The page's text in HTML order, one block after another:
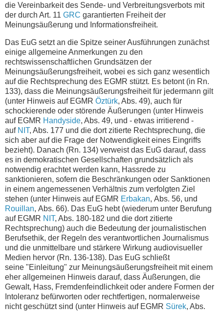
die Vereinbarkeit des Sende- und Verbreitungsverbots mit
der durch Art. 11 GRC garantierten Freiheit der
Meinungsäußerung und Informationsfreiheit.
Das EuG setzt an die Spitze seiner Ausführungen zunächst
einige allgemeine Anmerkungen zu den
rechtswissenschaftlichen Grundsätzen der
Meinungsäußerungsfreiheit, wobei es sich ganz wesentlich
auf die Rechtsprechung des EGMR stützt. Es betont (in Rn.
133), dass die Meinungsäußerungsfreiheit für jedermann gilt
(unter Hinweis auf EGMR Öztürk, Abs. 49), auch für
schockierende oder störende Äußerungen (unter Hinweis
auf EGMR Handyside, Abs. 49, und - etwas irritierend -
auf NIT, Abs. 177 und die dort zitierte Rechtsprechung, die
sich aber auf die Frage der Notwendigkeit eines Eingriffs
bezieht). Danach (Rn. 134) verweist das EuG darauf, dass
es in demokratischen Gesellschaften grundsätzlich als
notwendig erachtet werden kann, Hassrede zu
sanktionieren, sofern die Beschränkungen oder Sanktionen
in einem angemessenen Verhältnis zum verfolgten Ziel
stehen (unter Hinweis auf EGMR Erbakan, Abs. 56, und
Rouillan, Abs. 66). Das EuG hebt (wiederum unter Berufung
auf EGMR NIT, Abs. 180-182 und die dort zitierte
Rechtsprechung) auch die Bedeutung der journalistischen
Berufsethik, der Regeln des verantwortlichen Journalismus
und die unmittelbare und stärkere Wirkung audiovisueller
Medien hervor (Rn. 136-138). Das EuG schließt
seine "Einleitung" zur Meinungsäußerungsfreiheitmiteinem
eher allgemeinen Hinweis darauf, dass Äußerungen, die
Gewalt, Hass, Fremdenfeindlichkeit oder andere Formen der
Intoleranz befürworten oder rechtfertigen, normalerweise
nicht geschützt sind (unter Hinweis auf EGMR Sürek, Abs.